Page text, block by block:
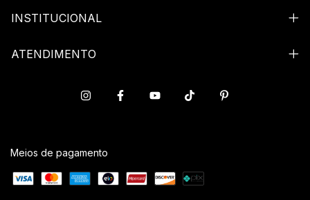
INSTITUCIONAL
ATENDIMENTO
Meios de pagamento